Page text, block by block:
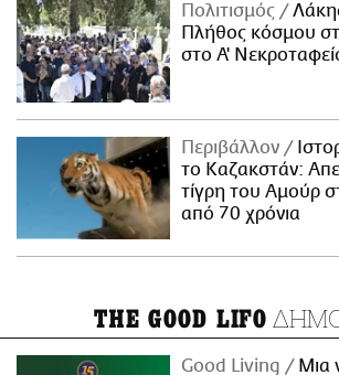
Πολιτισμός
Πλήθος κόσμου
στο Α'
Περιβάλλον
το Καζακστάν:
τίγρη του Αμούρ
από 70 χρόνια
THE GOOD LIFO
Good Living
Μια